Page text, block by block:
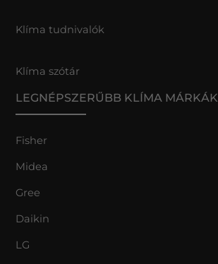
Klíma tudnivalók
Klíma szótár
LEGNÉPSZERŰBB KLÍMA MÁRKÁK
Fisher
Midea
Gree
Daikin
LG